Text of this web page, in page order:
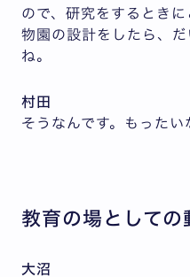
ので、研究をするとき
物園の設計をしたら、
ね。
村田
そうなんです。もったい
教育の場としての
大沼